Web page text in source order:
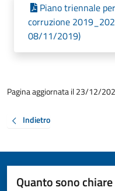
Piano triennale
corruzione
08/11/2019)
Pagina aggiornata il 23/12/
Indietro
Quanto sono